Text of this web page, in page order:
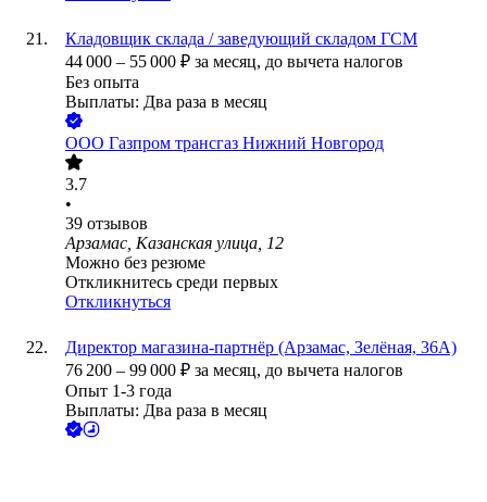
Кладовщик склада / заведующий складом ГСМ
44 000 – 55 000 ₽ за месяц, до вычета налогов
Без опыта
Выплаты: Два раза в месяц
ООО Газпром трансгаз Нижний Новгород
3.7
•
39 отзывов
Арзамас, Казанская улица, 12
Можно без резюме
Откликнитесь среди первых
Откликнуться
Директор магазина-партнёр (Арзамас, Зелёная, 36А)
76 200 – 99 000 ₽ за месяц, до вычета налогов
Опыт 1-3 года
Выплаты: Два раза в месяц